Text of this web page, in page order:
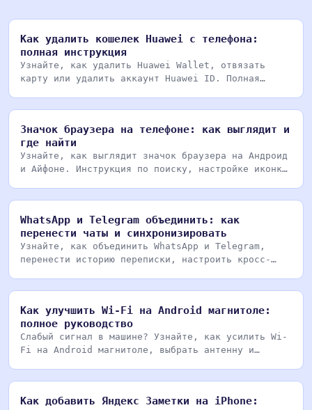
Как удалить кошелек Huawei с телефона:
полная инструкция
Узнайте, как удалить Huawei Wallet, отвязать
карту или удалить аккаунт Huawei ID. Полная
Значок браузера на телефоне: как выглядит и
где найти
Узнайте, как выглядит значок браузера на Андроид
и Айфоне. Инструкция по поиску, настройке иконки
WhatsApp и Telegram объединить: как
перенести чаты и синхронизировать
Узнайте, как объединить WhatsApp и Telegram,
перенести историю переписки, настроить кросс-
Как улучшить Wi-Fi на Android магнитоле:
полное руководство
Слабый сигнал в машине? Узнайте, как усилить Wi-
Fi на Android магнитоле, выбрать антенну и
Как добавить Яндекс Заметки на iPhone: